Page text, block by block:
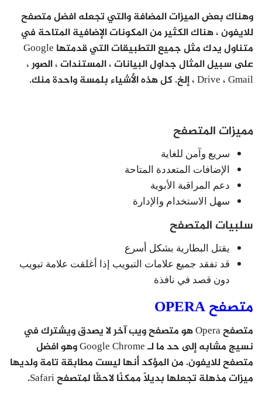
وهناك بعض الميزات المضافة والتي تجعله افضل متصفح
للايفون ، هناك الكثير من المكونات الإضافية المتاحة في
متناول يدك مثل جميع التطبيقات التي قدمتها Google
على سبيل المثال جداول البيانات ، المستندات ، الصور ،
Drive ، Gmail ، إلخ. كل هذه الأشياء بلمسة واحدة منك.
مميزات المتصفح
سريع وآمن للغاية
الإضافات المتعددة المتاحة
دعم المراقبة الأبوية
سهل الاستخدام والإدارة
سلبيات المتصفح
يقتل البطارية بشكل أسرع
قد تفقد جميع علامات التبويب إذا أغلقت علامة تبويب
دون قصد في نافذة
متصفح OPERA
متصفح Opera هو متصفح ويب آخر لا يصدق ويشترك في
نسيج مشابه إلى حد ما لـ Google Chrome وهو افضل
متصفح للايفون. من المؤكد أنها ليست مطابقة تامة ولديها
ميزات مذهلة تجعلها بديلًا ممكنًا لاحقًا لمتصفح Safari.